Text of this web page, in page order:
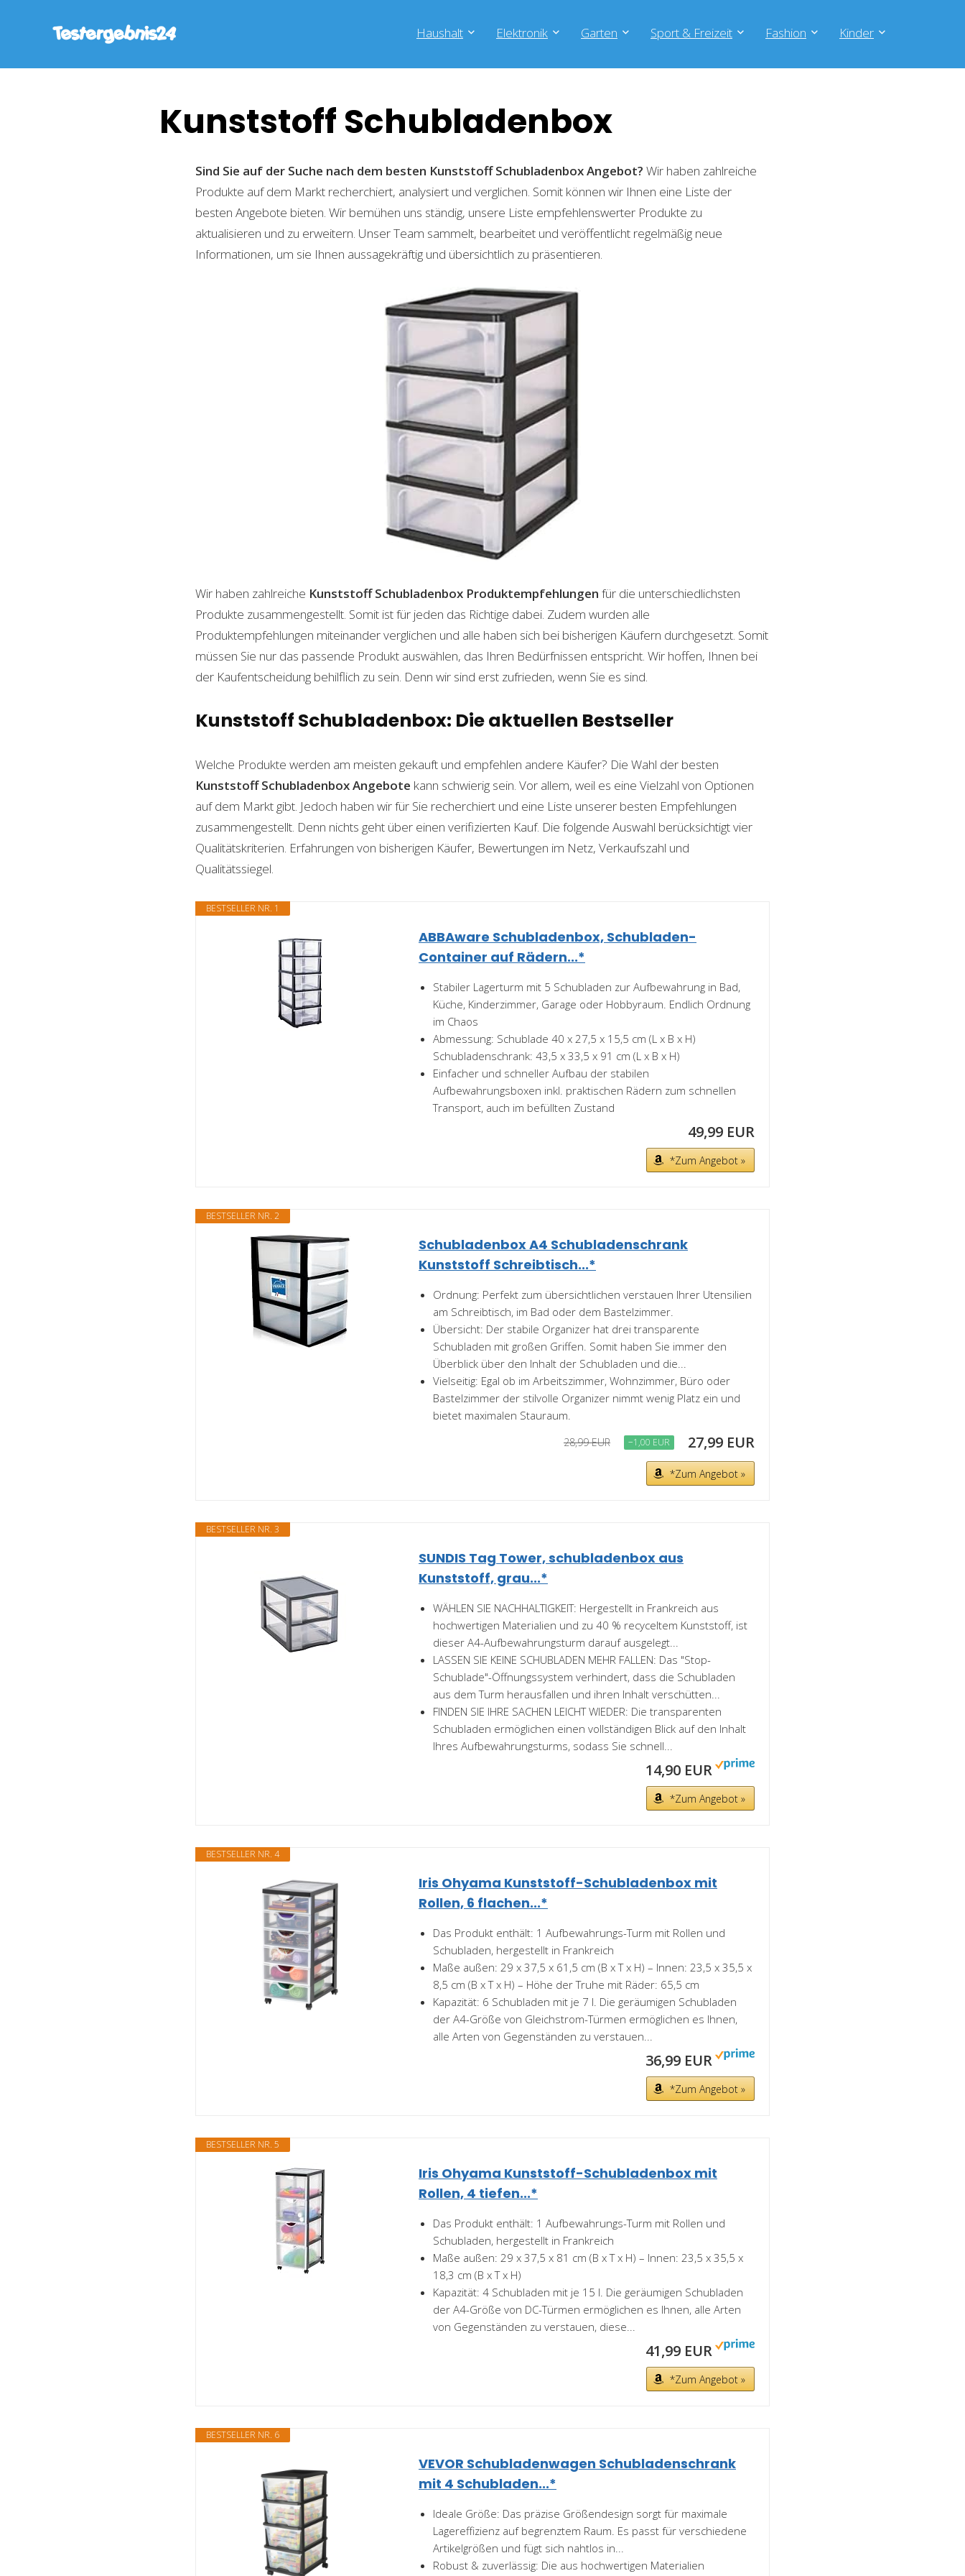
Haushalt Elektronik Garten Sport & Freizeit Fashion Kinder
Kunststoff Schubladenbox
Sind Sie auf der Suche nach dem besten Kunststoff SchubladenboxAngebot? Wir haben zahlreiche
Produkte auf dem Markt recherchiert, analysiert und verglichen. Somit können wir Ihnen eine Liste der
besten Angebote bieten. Wir bemühen uns ständig, unsere Liste empfehlenswerter Produkte zu
aktualisieren und zu erweitern. Unser Team sammelt, bearbeitet und veröffentlicht regelmäßig neue
Informationen, um sie Ihnen aussagekräftig und übersichtlich zu präsentieren.
Wir haben zahlreiche Kunststoff Schubladenbox Produktempfehlungen für die unterschiedlichsten
Produkte zusammengestellt. Somit ist für jeden das Richtige dabei. Zudem wurden alle
Produktempfehlungen miteinander verglichen und alle haben sich bei bisherigen Käufern durchgesetzt. Somit
müssen Sie nur das passende Produkt auswählen, das Ihren Bedürfnissen entspricht. Wir hoffen, Ihnen bei
der Kaufentscheidung behilflich zu sein. Denn wir sind erst zufrieden, wenn Sie es sind.
Kunststoff Schubladenbox: Die aktuellen Bestseller
Welche Produkte werden am meisten gekauft und empfehlen andere Käufer? Die Wahl der besten
Kunststoff SchubladenboxAngebote kann schwierig sein. Vor allem, weil es eine Vielzahl von Optionen
auf dem Markt gibt. Jedoch haben wir für Sie recherchiert und eine Liste unserer besten Empfehlungen
zusammengestellt. Denn nichts geht über einen verifizierten Kauf. Die folgende Auswahl berücksichtigt vier
Qualitätskriterien. Erfahrungen von bisherigen Käufer, Bewertungen im Netz, Verkaufszahl und
Qualitätssiegel.
BESTSELLER NR. 1
ABBAware Schubladenbox, Schubladen-
Container auf Rädern...*
Stabiler Lagerturm mit 5 Schubladen zur Aufbewahrung in Bad,
Küche, Kinderzimmer, Garage oder Hobbyraum. Endlich Ordnung
im Chaos
Abmessung: Schublade 40 x 27,5 x 15,5 cm (L x B x H)
Schubladenschrank: 43,5 x 33,5 x 91 cm (L x B x H)
Einfacher und schneller Aufbau der stabilen
Aufbewahrungsboxen inkl. praktischen Rädern zum schnellen
Transport, auch im befüllten Zustand
49,99 EUR
*Zum Angebot »
BESTSELLER NR. 2
Schubladenbox A4 Schubladenschrank
Kunststoff Schreibtisch...*
Ordnung: Perfekt zum übersichtlichen verstauen Ihrer Utensilien
am Schreibtisch, im Bad oder dem Bastelzimmer.
Übersicht: Der stabile Organizer hat drei transparente
Schubladen mit großen Griffen. Somit haben Sie immer den
Überblick über den Inhalt der Schubladen und die...
Vielseitig: Egal ob im Arbeitszimmer, Wohnzimmer, Büro oder
Bastelzimmer der stilvolle Organizer nimmt wenig Platz ein und
bietet maximalen Stauraum.
28,99 EUR −1,00 EUR 27,99 EUR
*Zum Angebot »
BESTSELLER NR. 3
SUNDIS Tag Tower, schubladenbox aus
Kunststoff, grau...*
WÄHLEN SIE NACHHALTIGKEIT: Hergestellt in Frankreich aus
hochwertigen Materialien und zu 40 % recyceltem Kunststoff, ist
dieser A4-Aufbewahrungsturm darauf ausgelegt...
LASSEN SIE KEINE SCHUBLADEN MEHR FALLEN: Das "Stop-
Schublade"-Öffnungssystem verhindert, dass die Schubladen
aus dem Turm herausfallen und ihren Inhalt verschütten...
FINDEN SIE IHRE SACHEN LEICHT WIEDER: Die transparenten
Schubladen ermöglichen einen vollständigen Blick auf den Inhalt
Ihres Aufbewahrungsturms, sodass Sie schnell...
14,90 EUR
*Zum Angebot »
BESTSELLER NR. 4
Iris Ohyama Kunststoff-Schubladenbox mit
Rollen, 6 flachen...*
Das Produkt enthält: 1 Aufbewahrungs-Turm mit Rollen und
Schubladen, hergestellt in Frankreich
Maße außen: 29 x 37,5 x 61,5 cm (B x T x H) – Innen: 23,5 x 35,5 x
8,5 cm (B x T x H) – Höhe der Truhe mit Räder: 65,5 cm
Kapazität: 6 Schubladen mit je 7 l. Die geräumigen Schubladen
der A4-Größe von Gleichstrom-Türmen ermöglichen es Ihnen,
alle Arten von Gegenständen zu verstauen...
36,99 EUR
*Zum Angebot »
BESTSELLER NR. 5
Iris Ohyama Kunststoff-Schubladenbox mit
Rollen, 4 tiefen...*
Das Produkt enthält: 1 Aufbewahrungs-Turm mit Rollen und
Schubladen, hergestellt in Frankreich
Maße außen: 29 x 37,5 x 81 cm (B x T x H) – Innen: 23,5 x 35,5 x
18,3 cm (B x T x H)
Kapazität: 4 Schubladen mit je 15 l. Die geräumigen Schubladen
der A4-Größe von DC-Türmen ermöglichen es Ihnen, alle Arten
von Gegenständen zu verstauen, diese...
41,99 EUR
*Zum Angebot »
BESTSELLER NR. 6
VEVOR Schubladenwagen Schubladenschrank
mit 4 Schubladen...*
Ideale Größe: Das präzise Größendesign sorgt für maximale
Lagereffizienz auf begrenztem Raum. Es passt für verschiedene
Artikelgrößen und fügt sich nahtlos in...
Robust & zuverlässig: Die aus hochwertigen Materialien